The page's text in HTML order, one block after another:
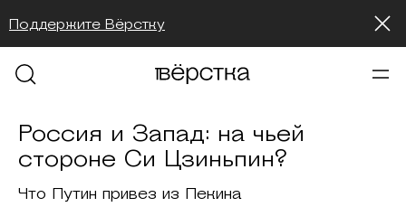
Поддержите Вёрстку
Россия и Запад: на чьей
стороне Си Цзиньпин?
Что Путин привез из Пекина